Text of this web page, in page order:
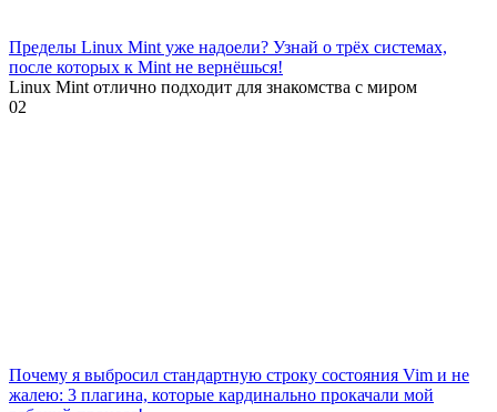
Пределы Linux Mint уже надоели? Узнай о трёх системах,
после которых к Mint не вернёшься!
Linux Mint отлично подходит для знакомства с миром
02
Почему я выбросил стандартную строку состояния Vim и не
жалею: 3 плагина, которые кардинально прокачали мой